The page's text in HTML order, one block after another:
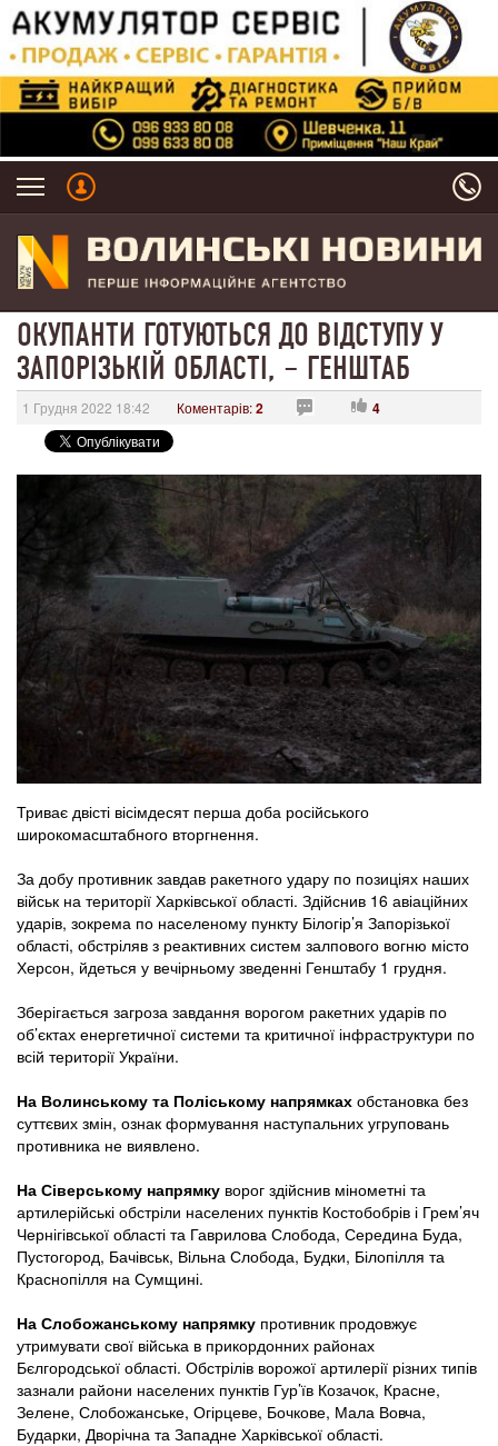
ОКУПАНТИ ГОТУЮТЬСЯ ДО ВІДСТУПУ У
ЗАПОРІЗЬКІЙ ОБЛАСТІ, – ГЕНШТАБ
1 Грудня 2022 18:42 Коментарів:2 4
Триває двісті вісімдесят перша доба російського
широкомасштабного вторгнення.
За добу противник завдав ракетного удару по позиціях наших
військ на території Харківської області. Здійснив 16 авіаційних
ударів, зокрема по населеному пункту Білогір’я Запорізької
області, обстріляв з реактивних систем залпового вогню місто
Херсон, йдеться у вечірньому зведенні Генштабу 1 грудня.
Зберігається загроза завдання ворогом ракетних ударів по
об’єктах енергетичної системи та критичної інфраструктури по
всій території України.
На Волинському та Поліському напрямках обстановка без
суттєвих змін, ознак формування наступальних угруповань
противника не виявлено.
На Сіверському напрямку ворог здійснив мінометні та
артилерійські обстріли населених пунктів Костобобрів і Грем’яч
Чернігівської області та Гаврилова Слобода, Середина Буда,
Пустогород, Бачівськ, Вільна Слобода, Будки, Білопілля та
Краснопілля на Сумщині.
На Слобожанському напрямку противник продовжує
утримувати свої війська в прикордонних районах
Бєлгородської області. Обстрілів ворожої артилерії різних типів
зазнали райони населених пунктів Гур’їв Козачок, Красне,
Зелене, Слобожанське, Огірцеве, Бочкове, Мала Вовча,
Бударки, Дворічна та Западне Харківської області.